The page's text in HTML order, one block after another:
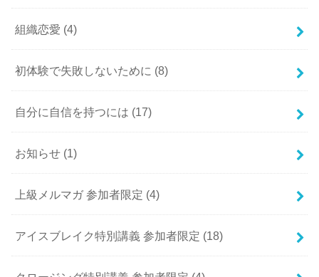
組織恋愛 (4)
初体験で失敗しないために (8)
自分に自信を持つには (17)
お知らせ (1)
上級メルマガ 参加者限定 (4)
アイスブレイク特別講義 参加者限定 (18)